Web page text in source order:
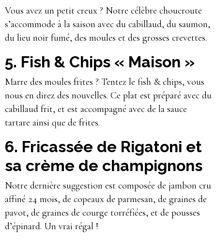
Vous avez un petit creux ? Notre célèbre choucroute
s’accommode à la saison avec du cabillaud, du saumon,
du lieu noir fumé, des moules et des grosses crevettes.
5. Fish & Chips « Maison »
Marre des moules frites ? Tentez le fish & chips, vous
nous en direz des nouvelles. Ce plat est préparé avec du
cabillaud frit, et est accompagné avec de la sauce
tartare ainsi que de frites.
6. Fricassée de Rigatoni et
sa crème de champignons
Notre dernière suggestion est composée de jambon cru
affiné 24 mois, de copeaux de parmesan, de graines de
pavot, de graines de courge torréfiées, et de pousses
d’épinard. Un vrai régal !